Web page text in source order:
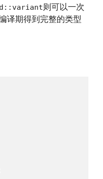
则可以一次
译期得到完整的类型